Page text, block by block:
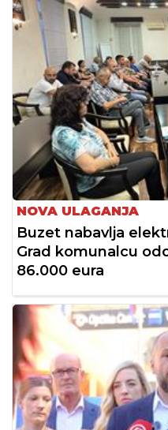
NOVA ULAGANJA
Buzet nabavlja
Grad komunalcu
86.000 eura